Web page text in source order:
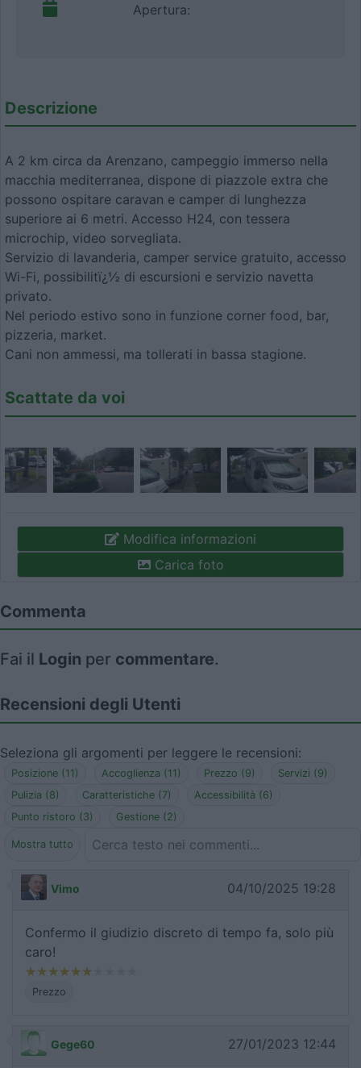
Apertura:
Descrizione
A 2 km circa da Arenzano, campeggio immerso nella
macchia mediterranea, dispone di piazzole extra che
possono ospitare caravan e camper di lunghezza
superiore ai 6 metri. Accesso H24, con tessera
microchip, video sorvegliata.
Servizio di lavanderia, camper service gratuito, accesso
Wi-Fi, possibilitï¿½ di escursioni e servizio navetta
privato.
Nel periodo estivo sono in funzione corner food, bar,
pizzeria, market.
Cani non ammessi, ma tollerati in bassa stagione.
Scattate da voi
Modifica informazioni
Carica foto
Commenta
Fai il Login per commentare.
Recensioni degli Utenti
Seleziona gli argomenti per leggere le recensioni:
Posizione (11) Accoglienza (11) Prezzo (9)
Servizi (9)
Pulizia (8)
Caratteristiche (7)
Accessibilità (6)
Punto ristoro (3)
Gestione (2)
Mostra tutto
Vimo 04/10/2025 19:28
Confermo il giudizio discreto di tempo fa, solo più
caro!
Prezzo
Gege60 27/01/2023 12:44